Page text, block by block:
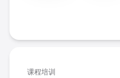
课程培训